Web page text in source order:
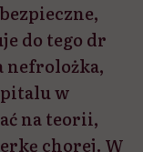
do tego dr
nefrolożka,
w
na teorii,
chorej. W